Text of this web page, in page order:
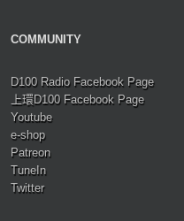
COMMUNITY
D100 Radio Facebook Page
上環D100 Facebook Page
Youtube
e-shop
Patreon
TuneIn
Twitter